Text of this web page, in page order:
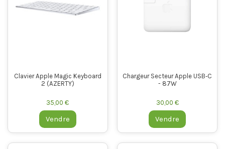
Clavier Apple Magic Keyboard
2 (AZERTY)
35,00 €
Vendre
Chargeur Secteur Apple USB‑C
- 87W
30,00 €
Vendre